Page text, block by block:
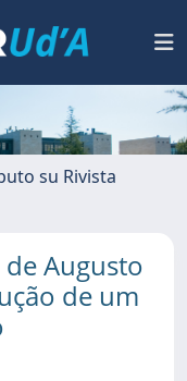
su Rivista
Augusto
de um